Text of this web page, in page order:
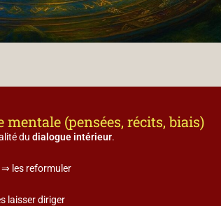
mentale (pensées, récits, biais)
du dialogue intérieur.
⇒ les reformuler
laisser diriger